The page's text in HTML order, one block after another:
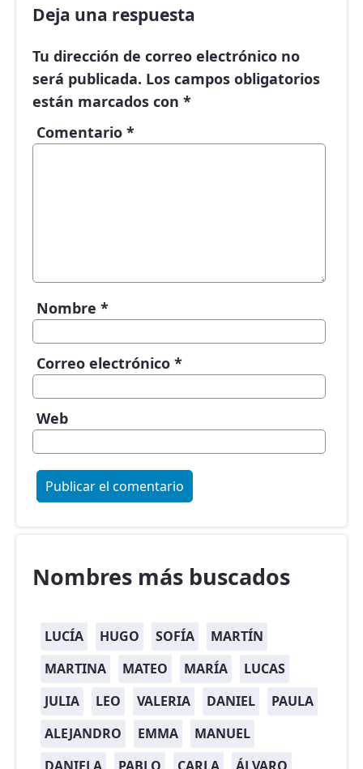
Deja una respuesta
Tu dirección de correo electrónico no
será publicada. Los campos obligatorios
están marcados con *
Comentario *
Nombre *
Correo electrónico *
Web
Nombres más buscados
LUCÍA HUGO SOFÍA
MARTÍN
MARTINA
MATEO MARÍA
LUCAS
JULIA
LEO VALERIA DANIEL
PAULA
ALEJANDRO
EMMA
MANUEL